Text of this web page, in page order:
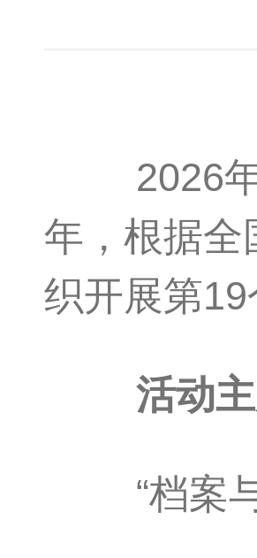
2026年是
年，根据全
织开展第
活动
“档案与